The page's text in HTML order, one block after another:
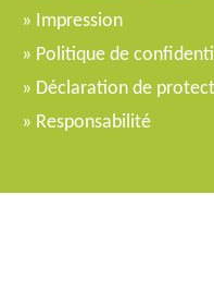
Impression
Politique de
Déclaration de
Responsabilité